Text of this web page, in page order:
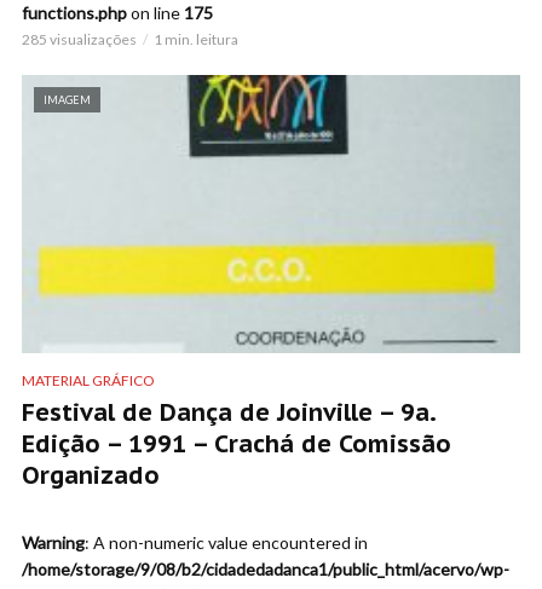
functions.phpon line 175
285 visualizações 1 min. leitura
IMAGEM
MATERIAL GRÁFICO
Festival de Dança de Joinville – 9a.
Edição – 1991 – Crachá de Comissão
Organizado
Warning: A non-numeric value encountered in
/home/storage/9/08/b2/cidadedadanca1/public_html/acervo/wp-